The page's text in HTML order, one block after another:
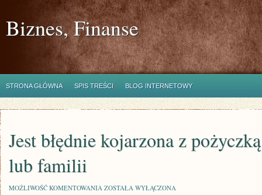
Biznes, Finanse
STRONA GŁÓWNA SPIS TREŚCI BLOG INTERNETOWY
Jest błędnie kojarzona z
lub familii
MOŻLIWOŚĆ KOMENTOWANIA JEST
ZOSTAŁA WYŁĄCZONA